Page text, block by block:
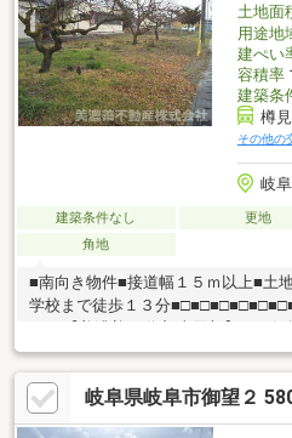
土地面
用途地
建ぺい
容積率
建築条
樽
その他の
岐
建築条件なし 更地
角地
■南向き物件■接道幅１５ｍ以上■土
学校まで徒歩１３分
2222【美濃善不動産 売買部】へお
岐阜市内で黄色い店舗・黄色い看板
りませんか。私たちが美濃善不動産
の不動産エキスパート！土地探しも
ことならお任せ下さい。■売買保有
岐阜県岐阜市御望２